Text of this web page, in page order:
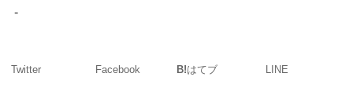
-
Twitter Facebook B!はてブ LINE